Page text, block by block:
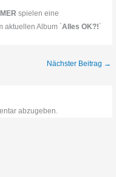
spielen eine
aktuellen Album `Alles OK?!`
Nächster Beitrag →
abzugeben.